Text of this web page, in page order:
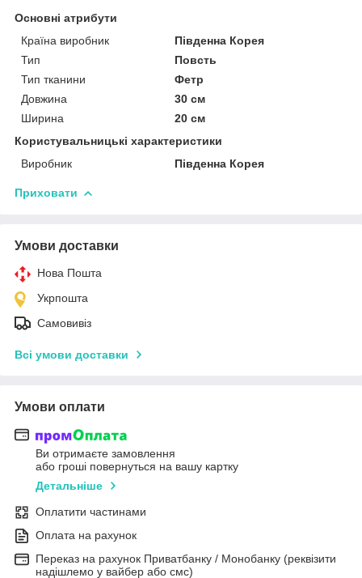
Основні атрибути
Країна виробник
Південна Корея
Тип
Повсть
Тип тканини
Фетр
Довжина
30 см
Ширина
20 см
Користувальницькі характеристики
Виробник
Південна Корея
Приховати
Умови доставки
Нова Пошта
Укрпошта
Самовивіз
Всі умови доставки
Умови оплати
Ви отримаєте замовлення
або гроші повернуться на вашу картку
Детальніше
Оплатити частинами
Оплата на рахунок
Переказ на рахунок Приватбанку / Монобанку (реквізити
надішлемо у вайбер або смс)